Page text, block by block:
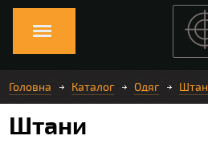
Головна Каталог Одяг
Штани